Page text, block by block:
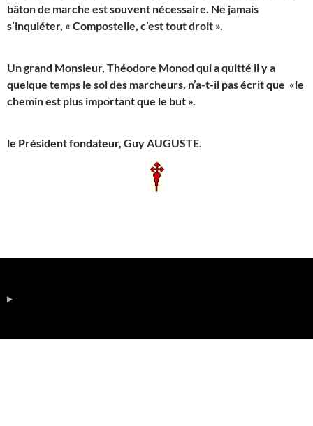
bâton de marche est souvent nécessaire. Ne jamais
s’inquiéter, « Compostelle, c’est tout droit ».
Un grand Monsieur, Théodore Monod qui a quitté il y a
quelque temps le sol des marcheurs, n’a-t-il pas écrit que «le
chemin est plus important que le but ».
le Président fondateur, Guy AUGUSTE.